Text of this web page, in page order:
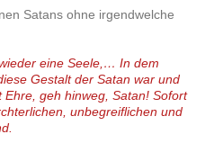
Satans ohne irgendwelche
eine Seele,… In dem
Gestalt der Satan war und
geh hinweg, Satan! Sofort
unbegreiflichen und